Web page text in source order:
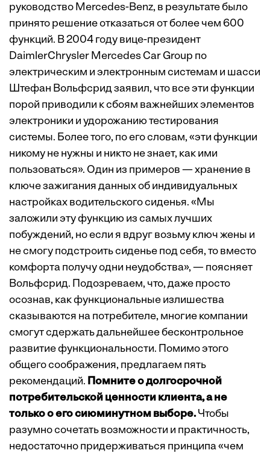
руководство Mercedes-Benz, в результате было
принято решение отказаться от более чем 600
функций. В 2004 году вице-президент
DaimlerChrysler Mercedes Car Group по
электрическим и электронным системам и шасси
Штефан Вольфсрид заявил, что все эти функции
порой приводили к сбоям важнейших элементов
электроники и удорожанию тестирования
системы. Более того, по его словам, «эти функции
никому не нужны и никто не знает, как ими
пользоваться». Один из примеров — хранение в
ключе зажигания данных об индивидуальных
настройках водительского сиденья. «Мы
заложили эту функцию из самых лучших
побуждений, но если я вдруг возьму ключ жены и
не смогу подстроить сиденье под себя, то вместо
комфорта получу одни неудобства», — поясняет
Вольфсрид. Подозреваем, что, даже просто
осознав, как функциональные излишества
сказываются на потребителе, многие компании
смогут сдержать дальнейшее бесконтрольное
развитие функциональности. Помимо этого
общего соображения, предлагаем пять
рекомендаций. Помните о долгосрочной
потребительской ценности клиента, а не
только о его сиюминутном выборе.Чтобы
разумно сочетать возможности и практичность,
недостаточно придерживаться принципа «чем